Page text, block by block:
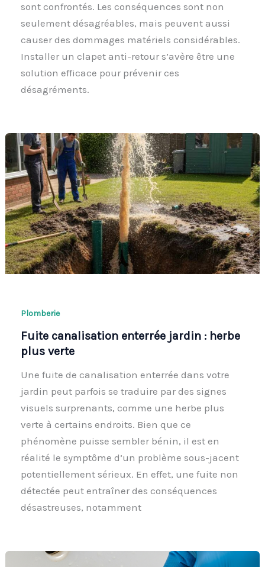
sont confrontés. Les conséquences sont non
seulement désagréables, mais peuvent aussi
causer des dommages matériels considérables.
Installer un clapet anti-retour s’avère être une
solution efficace pour prévenir ces
désagréments.
Plomberie
Fuite canalisation enterrée jardin : herbe
plus verte
Une fuite de canalisation enterrée dans votre
jardin peut parfois se traduire par des signes
visuels surprenants, comme une herbe plus
verte à certains endroits. Bien que ce
phénomène puisse sembler bénin, il est en
réalité le symptôme d’un problème sous-jacent
potentiellement sérieux. En effet, une fuite non
détectée peut entraîner des conséquences
désastreuses, notamment